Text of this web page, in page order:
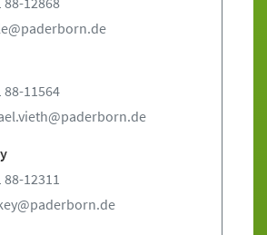
88-11564
88-12311